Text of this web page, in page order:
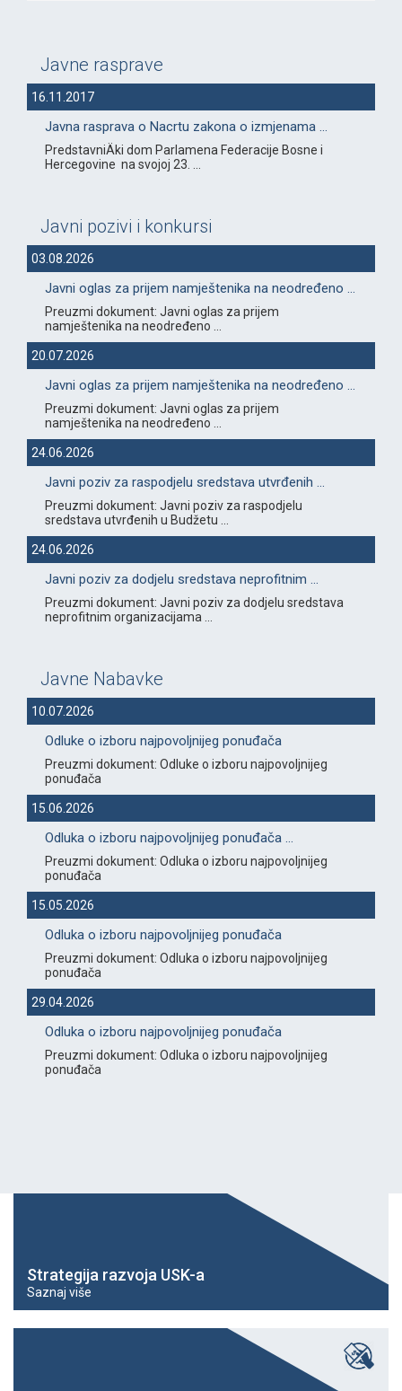
Javne rasprave
16.11.2017
Javna rasprava o Nacrtu zakona o izmjenama ...
PredstavniÄki dom Parlamena Federacije Bosne i
Hercegovine na svojoj 23. ...
Javni pozivi i konkursi
03.08.2026
Javni oglas za prijem namještenika na neodređeno ...
Preuzmi dokument: Javni oglas za prijem
namještenika na neodređeno ...
20.07.2026
Javni oglas za prijem namještenika na neodređeno ...
Preuzmi dokument: Javni oglas za prijem
namještenika na neodređeno ...
24.06.2026
Javni poziv za raspodjelu sredstava utvrđenih ...
Preuzmi dokument: Javni poziv za raspodjelu
sredstava utvrđenih u Budžetu ...
24.06.2026
Javni poziv za dodjelu sredstava neprofitnim ...
Preuzmi dokument: Javni poziv za dodjelu sredstava
neprofitnim organizacijama ...
Javne Nabavke
10.07.2026
Odluke o izboru najpovoljnijeg ponuđača
Preuzmi dokument: Odluke o izboru najpovoljnijeg
ponuđača
15.06.2026
Odluka o izboru najpovoljnijeg ponuđača ...
Preuzmi dokument: Odluka o izboru najpovoljnijeg
ponuđača
15.05.2026
Odluka o izboru najpovoljnijeg ponuđača
Preuzmi dokument: Odluka o izboru najpovoljnijeg
ponuđača
29.04.2026
Odluka o izboru najpovoljnijeg ponuđača
Preuzmi dokument: Odluka o izboru najpovoljnijeg
ponuđača
Strategija razvoja USK-a
Saznaj više